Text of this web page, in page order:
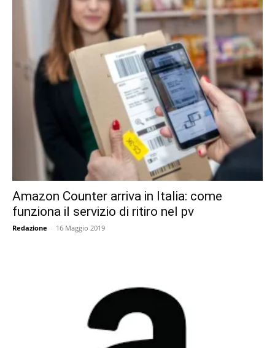
Amazon Counter arriva in Italia: come
funziona il servizio di ritiro nel pv
Redazione - 16 Maggio 2019